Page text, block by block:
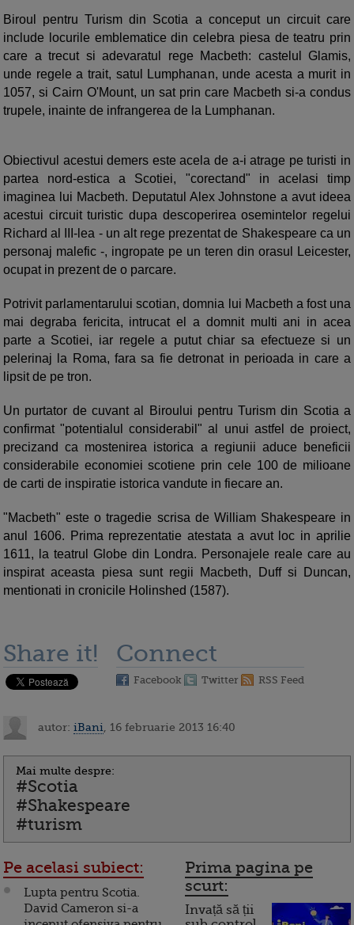
Biroul pentru Turism din Scotia a conceput un circuit care
include locurile emblematice din celebra piesa de teatru prin
care a trecut si adevaratul rege Macbeth: castelul Glamis,
unde regele a trait, satul Lumphanan, unde acesta a murit in
1057, si Cairn O'Mount, un sat prin care Macbeth si-a condus
trupele, inainte de infrangerea de la Lumphanan.
Obiectivul acestui demers este acela de a-i atrage pe turisti in
partea nord-estica a Scotiei, "corectand" in acelasi timp
imaginea lui Macbeth. Deputatul Alex Johnstone a avut ideea
acestui circuit turistic dupa descoperirea osemintelor regelui
Richard al III-lea - un alt rege prezentat de Shakespeare ca un
personaj malefic -, ingropate pe un teren din orasul Leicester,
ocupat in prezent de o parcare.
Potrivit parlamentarului scotian, domnia lui Macbeth a fost una
mai degraba fericita, intrucat el a domnit multi ani in acea
parte a Scotiei, iar regele a putut chiar sa efectueze si un
pelerinaj la Roma, fara sa fie detronat in perioada in care a
lipsit de pe tron.
Un purtator de cuvant al Biroului pentru Turism din Scotia a
confirmat "potentialul considerabil" al unui astfel de proiect,
precizand ca mostenirea istorica a regiunii aduce beneficii
considerabile economiei scotiene prin cele 100 de milioane
de carti de inspiratie istorica vandute in fiecare an.
"Macbeth" este o tragedie scrisa de William Shakespeare in
anul 1606. Prima reprezentatie atestata a avut loc in aprilie
1611, la teatrul Globe din Londra. Personajele reale care au
inspirat aceasta piesa sunt regii Macbeth, Duff si Duncan,
mentionati in cronicile Holinshed (1587).
Share it! Connect
Facebook Twitter RSS Feed
autor: iBani , 16 februarie 2013 16:40
Mai multe despre:
#Scotia
#Shakespeare
#turism
Pe acelasi subiect:
Lupta pentru Scotia.
David Cameron si-a
Prima pagina pe
scurt:
Invață să ții